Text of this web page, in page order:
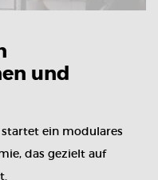
und
ein modulares
das gezielt auf